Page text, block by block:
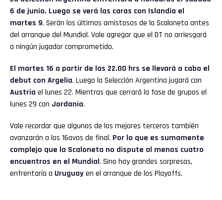
6 de junio. Luego se verá las caras con Islandia el
martes 9. Serán los últimos amistosos de la Scaloneta antes
del arranque del Mundial. Vale agregar que el DT no arriesgará
a ningún jugador comprometido.
El martes 16 a partir de las 22.00 hrs se llevará a cabo el
debut con Argelia. Luego la Selección Argentina jugará con
Austria el lunes 22. Mientras que cerrará la fase de grupos el
lunes 29 con Jordania.
Vale recordar que algunos de los mejores terceros también
avanzarán a los 16avos de final. Por lo que es sumamente
complejo que la Scaloneta no dispute al menos cuatro
encuentros en el Mundial. Sino hay grandes sorpresas,
enfrentaría a Uruguayen el arranque de los Playoffs.